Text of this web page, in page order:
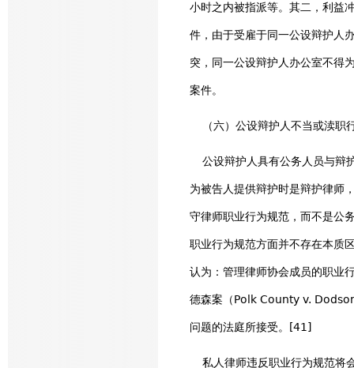
小时之内被指派等。其二，利益
件，由于受雇于同一公设辩护人
突，同一公设辩护人办公室不得
案件。
（六）公设辩护人不当或渎职
公设辩护人具有公务人员与辩
为被告人提供辩护时是辩护律师
守律师职业行为规范，而不是公
职业行为规范方面并不存在本
认为：管理律师协会成员的职业
德森案（Polk County v.
问题的法庭所接受。[41]
私人律师违反职业行为规范将